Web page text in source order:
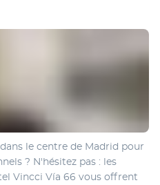
le centre de Madrid pour
? N'hésitez pas : les
Vincci Vía 66 vous offrent